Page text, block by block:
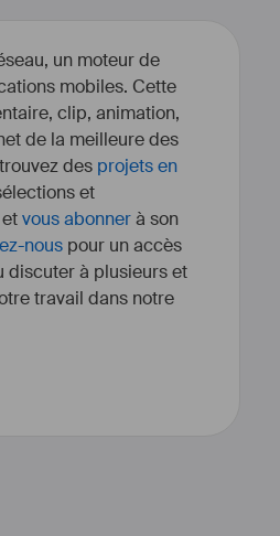
un moteur de
mobiles. Cette
clip, animation,
de la meilleure des
des projets en
et
vous abonnerà son
nous pour un accès
discuter à plusieurs et
travail dans notre